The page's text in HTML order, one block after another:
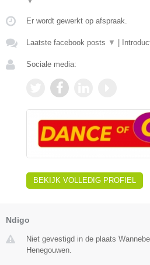
Er wordt gewerkt op afspraak.
Laatste facebook posts ▼ |
Sociale media:
BEKIJK VOLLEDIG PROFIEL
Ndigo
Niet gevestigd in de plaats
Henegouwen.